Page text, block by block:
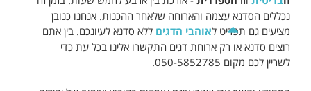
נכללים הסדנא עצמה והארוחה שלאחר ההכנות. אנחנו כנובן
מציעים גם תפריט לאוהבי הדגים ללא סדנא לעיונכם. בין אתם
רוצים סדנא או רק ארוחת דגים התקשרו אלינו בכל עת כדי
לשריין לכם מקום 050-5852785.